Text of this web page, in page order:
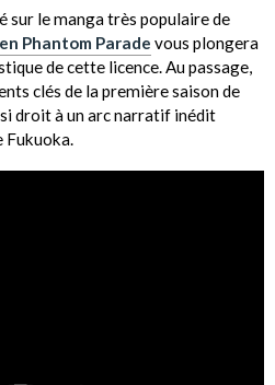
sur le manga très populaire de
Phantom Parade vous plongera
de cette licence. Au passage,
clés de la première saison de
droit à un arc narratif inédit
Fukuoka.